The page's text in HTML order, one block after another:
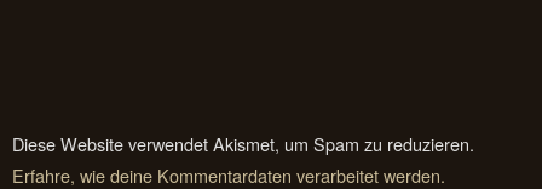
Diese Website verwendet Akismet, um Spam zu reduzieren.
Erfahre, wie deine Kommentardaten verarbeitet werden.